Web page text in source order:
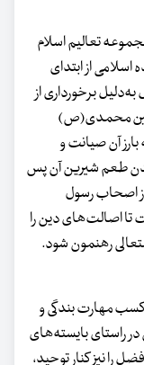
تعالیم اسلام
از ابتدای
برخورداری از
محمدی(ص)
آن صیانت و
طعم شیرین آن پس
اصحاب رسول
اصالت‌های دین را
رهنمون شود.
مهارت بندگی و
در راستای بایسته‌های
را نیز کنار توحید،